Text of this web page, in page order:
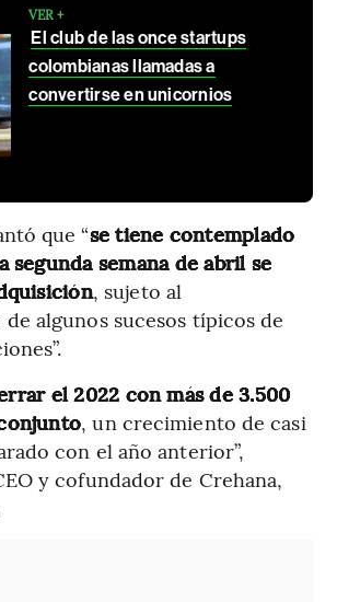
VER +
El club de las once startups
colombianas llamadas a
convertirse en unicornios
que “se tiene contemplado
segunda semana de abril se
, sujeto al
algunos sucesos típicos de
el 2022 con más de 3.500
, un crecimiento de casi
con el año anterior”,
y cofundador de Crehana,